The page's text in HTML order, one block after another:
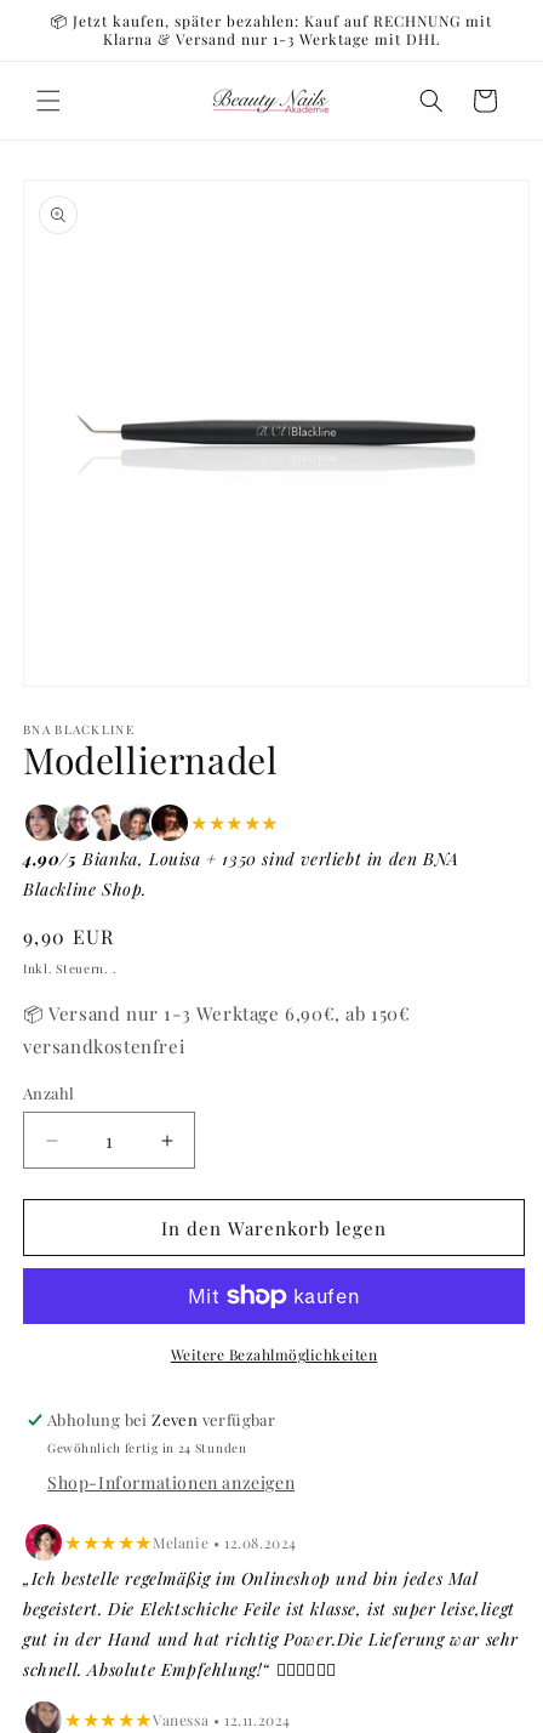
zum
📦 Jetzt kaufen, später bezahlen: Kauf auf RECHNUNG mit
Klarna & Versand nur 1-3 Werktage mit DHL
Warenkorb
in
Modal
öffnen
BNA BLACKLINE
Modelliernadel
★★★★★
4,90/5 Bianka, Louisa + 1350 sind verliebt in den BNA
Blackline Shop.
Normaler
Preis
9,90 EUR
Inkl. Steuern. .
📦 Versand nur 1-3 Werktage 6,90€, ab 150€
versandkostenfrei
Anzahl
Anzahl
Verringere
die
Menge
Modelliernadel
Erhöhe
die
Menge
für
Modelliernadel
In den Warenkorb legen
Weitere Bezahlmöglichkeiten
Abholung beiZeven verfügbar
Gewöhnlich fertig in 24 Stunden
Shop-Informationen anzeigen
★★★★★Melanie • 12.08.2024
„Ich bestelle regelmäßig im Onlineshop und bin jedes Mal
begeistert. Die Elektschiche Feile ist klasse, ist super leise,liegt
gut in der Hand und hat richtig Power.Die Lieferung war sehr
schnell. Absolute Empfehlung!“ 👍🏼👍🏼👍🏼
★★★★★Vanessa • 12.11.2024